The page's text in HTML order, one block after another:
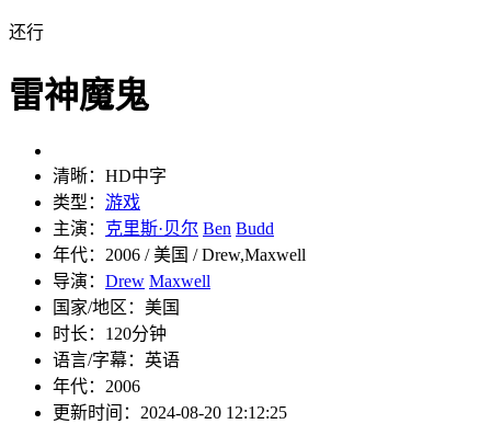
还行
雷神魔鬼
清晰： HD中字
类型： 游戏
主演： 克里斯·贝尔 Ben Budd
年代： 2006 / 美国 / Drew,Maxwell
导演： Drew Maxwell
国家/地区： 美国
时长： 120分钟
语言/字幕： 英语
年代： 2006
更新时间： 2024-08-20 12:12:25